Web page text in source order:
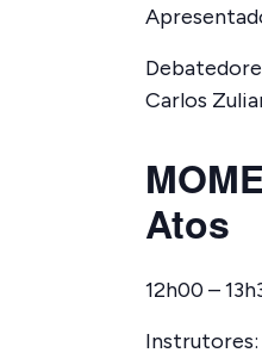
Carlos
Atos
12h00 –
Instrutores: